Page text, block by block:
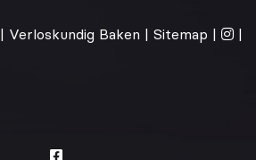
| Verloskundig Baken | Sitemap | |